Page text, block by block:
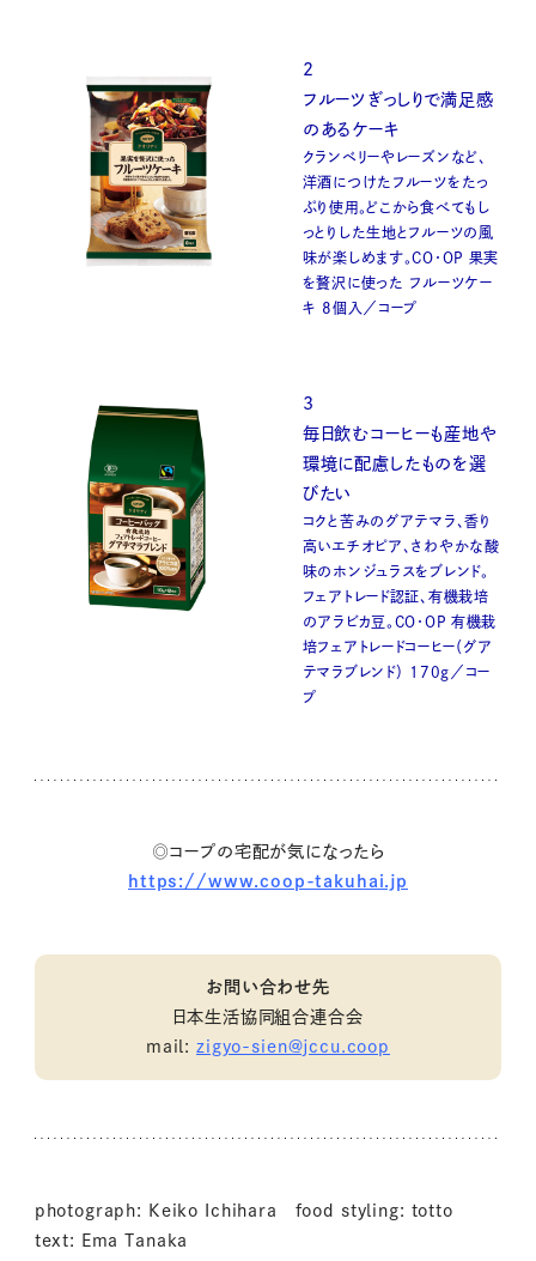
2
フルーツぎっしりで満足感
のあるケーキ
クランベリーやレーズンなど、
洋酒につけたフルーツをたっ
ぷり使用。どこから食べてもし
っとりした生地とフルーツの風
味が楽しめます。CO・OP 果実
を贅沢に使った フルーツケー
キ 8個入／コープ
3
毎日飲むコーヒーも産地や
環境に配慮したものを選
びたい
コクと苦みのグアテマラ、香り
高いエチオピア、さわやかな酸
味のホンジュラスをブレンド。
フェアトレード認証、有機栽培
のアラビカ豆。CO・OP 有機栽
培フェアトレードコーヒー（グア
テマラブレンド） 170g／コー
プ
◎コープの宅配が気になったら
https://www.coop-takuhai.jp
お問い合わせ先
日本生活協同組合連合会
mail:zigyo-sien@jccu.coop
photograph: Keiko Ichihara food styling: totto
text: Ema Tanaka